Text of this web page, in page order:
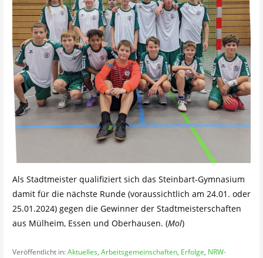
Als Stadtmeister qualifiziert sich das Steinbart-Gymnasium
damit für die nächste Runde (voraussichtlich am 24.01. oder
25.01.2024) gegen die Gewinner der Stadtmeisterschaften
aus Mülheim, Essen und Oberhausen. (Mol)
Veröffentlicht in:Aktuelles, Arbeitsgemeinschaften, Erfolge, NRW-